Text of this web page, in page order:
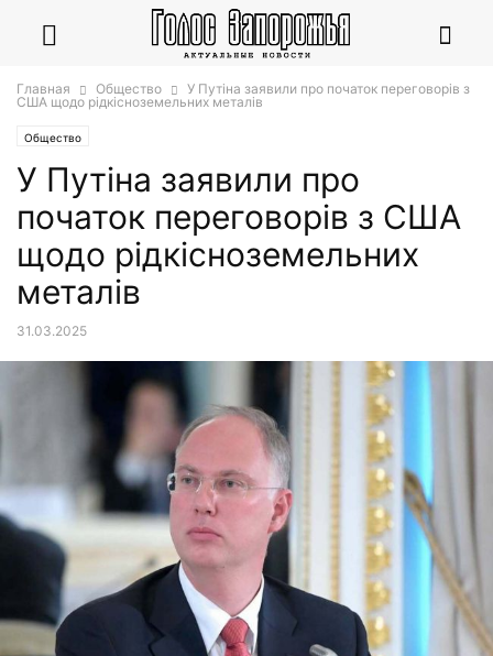
Главная Общество
У Путіна заявили про початок переговорів з
США щодо рідкісноземельних металів
Общество
У Путіна заявили про
початок переговорів з США
щодо рідкісноземельних
металів
31.03.2025